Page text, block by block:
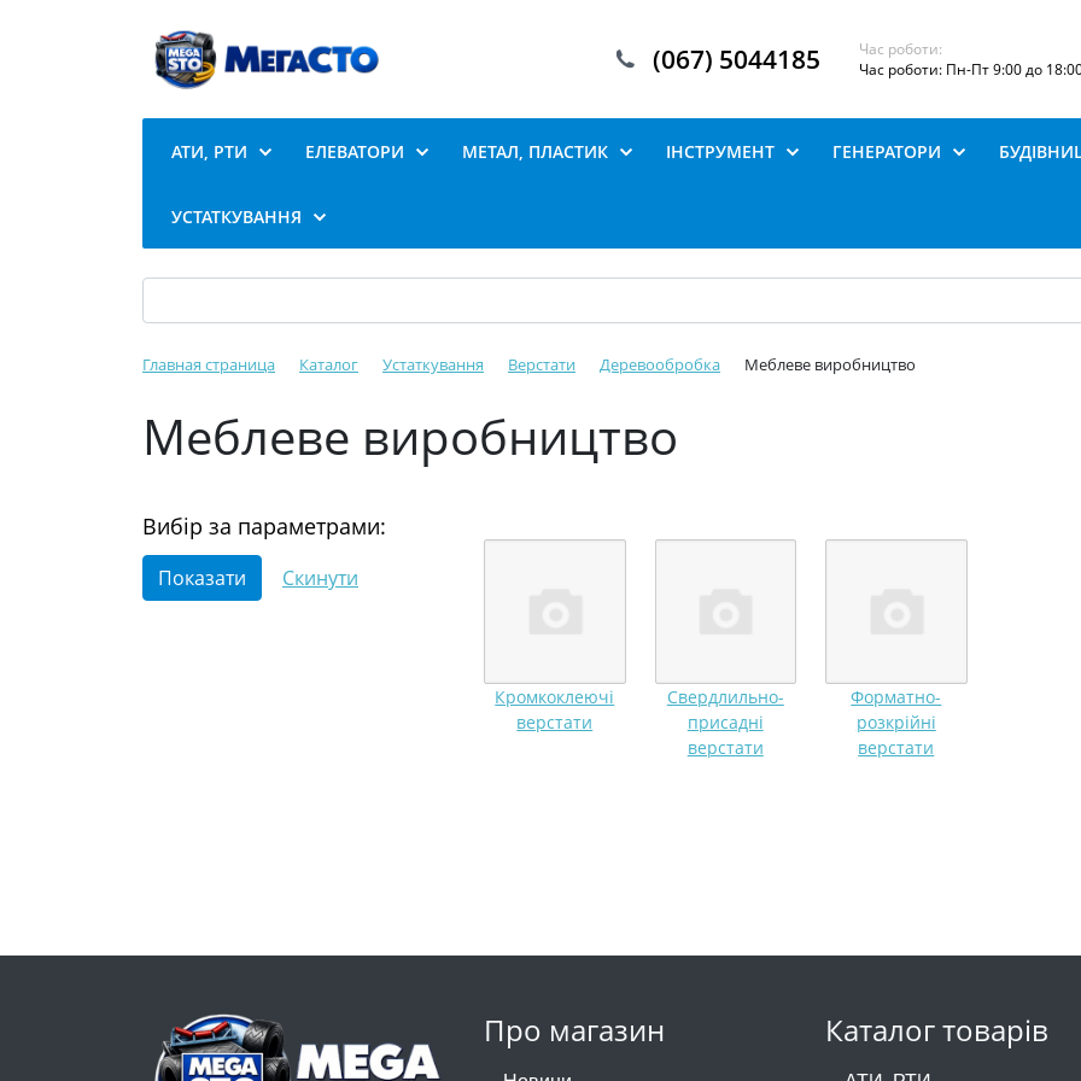
(067) 5044185
Час роботи:
Час роботи: Пн-Пт 9:00 до
АТИ, РТИ ЕЛЕВАТОРИ МЕТАЛ, ПЛАСТИК ІНСТРУМЕНТ ГЕНЕРАТОРИ
УСТАТКУВАННЯ
Главная страница Каталог Устаткування Верстати Деревообробка Меблеве виробництво
Меблеве виробництво
Вибір за параметрами:
Кромкоклеючі
верстати
Свердлильно-
присадні
верстати
Форматно-
розкрійні
верстати
Про магазин Каталог товарів